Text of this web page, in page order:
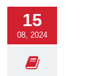
15
08, 2024